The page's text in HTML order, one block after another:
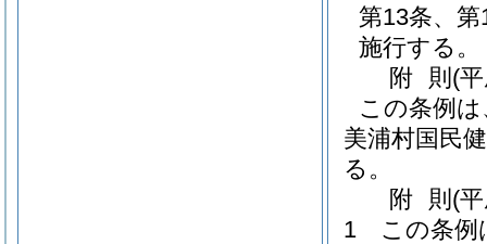
第13条、
施行する。
附 則 (
この条例
美浦村国民
る。
附 則 (
1
この条例